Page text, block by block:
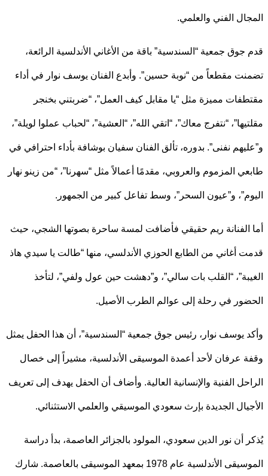
الفني والعلمي.
جمعية “السندسية” باقة من الأغاني الأندلسية الرائعة،
مقطعاً من “نوبة حسين”. وأبدع الفنان يوسف نوار في أداء
مميزة مثل “يا مقابل كيف العمل”، “ضربتني بخنجر
“نتفرج معاك”، “اتقي الله”، “العشية”، “لحباب عملوا لويلة”،
نفنى”. بدوره، تألق الفنان سفيان بوشافة بأداء احترافي في
المزموم والعروبي، مقدمًا أعمالاً مثل “سهرنا”، “من زينو نهار
و”عيون السحر”، وسط تفاعل كبير من الجمهور.
الفنانة ريم حقيقي فأضافت لمسة ساحرة بصوتها الشجي، حيث
أغاني من الطابع الحوزي الأندلسي، منها “طالت يا سيدي هاذ
“القلب بات سالي”، و”دهشت حين عول ولفي”، لتأخذ
في رحلة إلى عوالم الطرب الأصيل.
يوسف نوار، رئيس جوق جمعية “السندسية”، أن هذا الحفل يمثل
عرفان لأحد أعمدة الموسيقى الأندلسية، مشيراً إلى خصال
الفنية والإنسانية العالية. وأضاف أن الحفل يهدف إلى تعريف
الجديدة بإرث سعودي الموسيقي والعلمي الاستثنائي.
أن نور الدين سعودي، المولود بالجزائر العاصمة، بدأ دراسة
الموسيقى الأندلسية عام 1978 بمعهد الموسيقى بالعاصمة. شارك